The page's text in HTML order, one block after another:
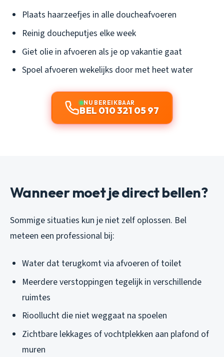
Plaats haarzeefjes in alle doucheafvoeren
Reinig doucheputjes elke week
Giet olie in afvoeren als je op vakantie gaat
Spoel afvoeren wekelijks door met heet water
NU BEREIKBAAR
BEL 010 321 05 97
Wanneer moet je direct bellen?
Sommige situaties kun je niet zelf oplossen. Bel
meteen een professional bij:
Water dat terugkomt via afvoeren of toilet
Meerdere verstoppingen tegelijk in verschillende
ruimtes
Rioollucht die niet weggaat na spoelen
Zichtbare lekkages of vochtplekken aan plafond of
muren